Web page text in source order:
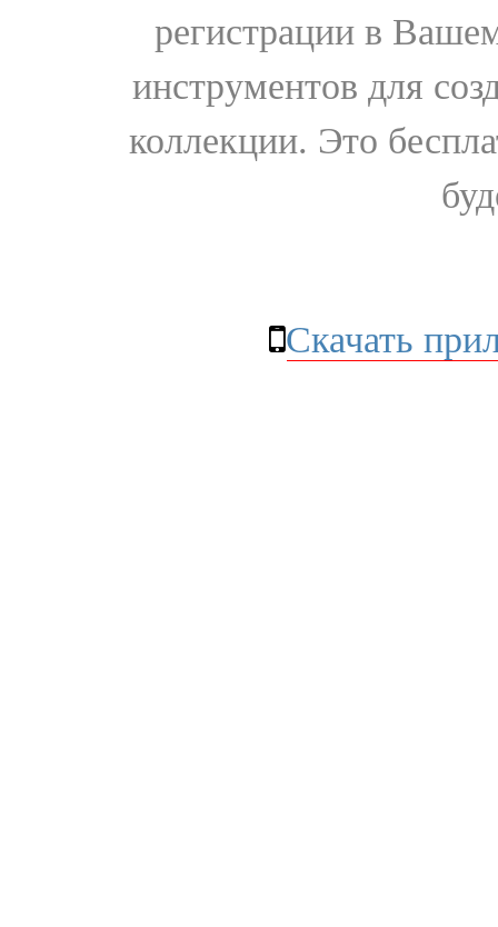
регистрации в
инструментов для
коллекции. Это
Скачать